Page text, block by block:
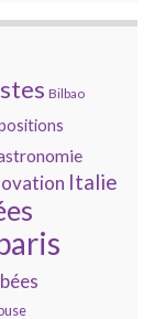
Bilbao
Italie